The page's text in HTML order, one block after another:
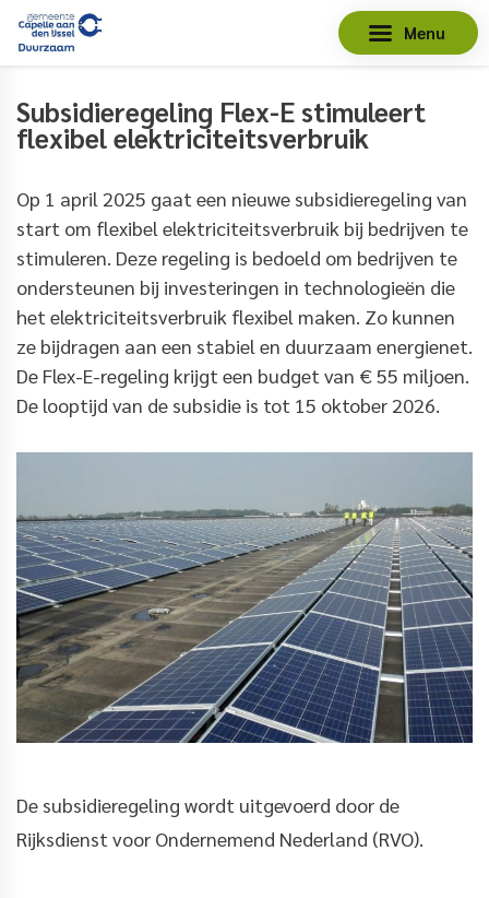
Menu
Subsidieregeling Flex-E stimuleert
flexibel elektriciteitsverbruik
Op 1 april 2025 gaat een nieuwe subsidieregeling van
start om flexibel elektriciteitsverbruik bij bedrijven te
stimuleren. Deze regeling is bedoeld om bedrijven te
ondersteunen bij investeringen in technologieën die
het elektriciteitsverbruik flexibel maken. Zo kunnen
ze bijdragen aan een stabiel en duurzaam energienet.
De Flex-E-regeling krijgt een budget van € 55 miljoen.
De looptijd van de subsidie is tot 15 oktober 2026.
De subsidieregeling wordt uitgevoerd door de
Rijksdienst voor Ondernemend Nederland (RVO).